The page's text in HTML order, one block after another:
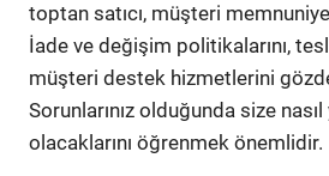
toptan satıcı, müşteri
İade ve değişim politikalarını,
müşteri destek hizmetlerini
Sorunlarınız olduğunda size nasıl
olacaklarını öğrenmek önemlidir.